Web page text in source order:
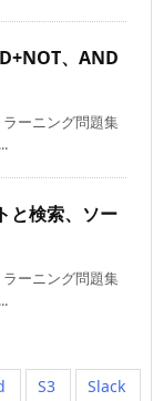
、AND
ーニング問題集
と検索、ソー
ーニング問題集
S3
Slack